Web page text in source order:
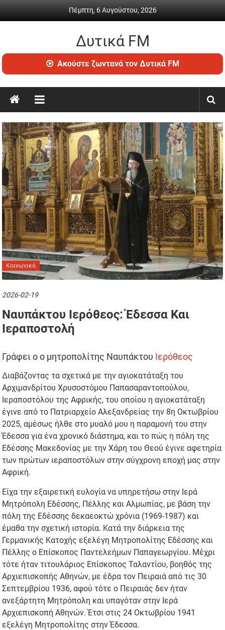
Πέμπτη, 6 Αυγούστου, 2026
Δυτικά FM
Ραδιόφωνο
•
ενημέρωση
Ακούστε ζωντανά τον Δυτικά FM
Κοινωνικά
2026-02-19
Ναυπάκτου Ιερόθεος: Έδεσσα Και
Ιεραποστολή
Γράφει ο ο μητροπολίτης Ναυπάκτου Ιερόθεος
Διαβάζοντας τα σχετικά με την αγιοκατάταξη του
Αρχιμανδρίτου Χρυσοστόμου Παπασαραντοπούλου,
Ιεραποστόλου της Αφρικής, του οποίου η αγιοκατάταξη
έγινε από το Πατριαρχείο Αλεξανδρείας την 8η Οκτωβρίου
2025, αμέσως ήλθε στο μυαλό μου η παραμονή του στην
Έδεσσα για ένα χρονικό διάστημα, και το πώς η πόλη της
Εδέσσης Μακεδονίας με την Χάρη του Θεού έγινε αφετηρία
των πρώτων ιεραποστόλων στην σύγχρονη εποχή μας στην
Αφρική.
Είχα την εξαιρετική ευλογία να υπηρετήσω στην Ιερά
Μητρόπολη Εδέσσης, Πέλλης και Αλμωπίας, με βάση την
πόλη της Εδέσσης δεκαεοκτώ χρόνια (1969-1987) και
έμαθα την σχετική ιστορία. Κατά την διάρκεια της
Γερμανικής Κατοχής εξελέγη Μητροπολίτης Εδέσσης και
Πέλλης ο Επίσκοπος Παντελεήμων Παπαγεωργίου. Μέχρι
τότε ήταν τιτουλάριος Επίσκοπος Ταλαντίου, βοηθός της
Αρχιεπισκοπής Αθηνών, με έδρα τον Πειραιά από τις 30
Σεπτεμβρίου 1936, αφού τότε ο Πειραιάς δεν ήταν
ανεξάρτητη Μητρόπολη και υπαγόταν στην Ιερά
Αρχιεπισκοπή Αθηνών. Έτσι στις 24 Οκτωβρίου 1941
εξελέγη Μητροπολίτης στην Έδεσσα.